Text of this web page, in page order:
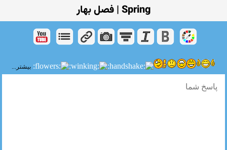
Spring | فصل بهار
بیشتر...